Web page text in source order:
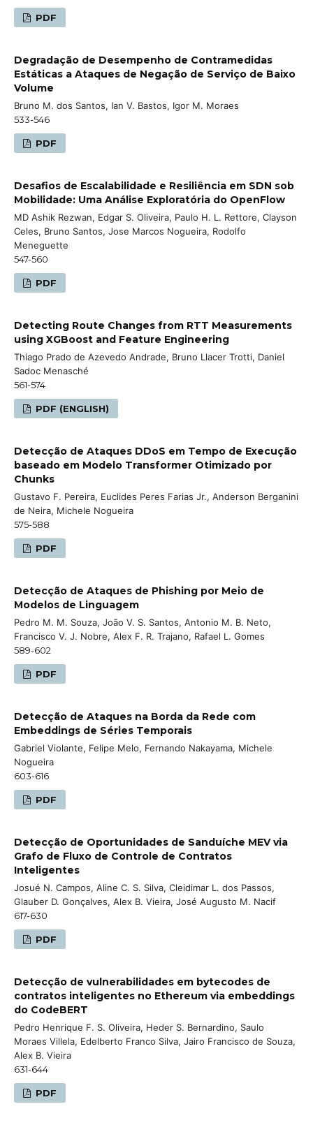
PDF
Degradação de Desempenho de Contramedidas
Estáticas a Ataques de Negação de Serviço de Baixo
Volume
Bruno M. dos Santos, Ian V. Bastos, Igor M. Moraes
533-546
PDF
Desafios de Escalabilidade e Resiliência em SDN sob
Mobilidade: Uma Análise Exploratória do OpenFlow
MD Ashik Rezwan, Edgar S. Oliveira, Paulo H. L. Rettore, Clayson
Celes, Bruno Santos, Jose Marcos Nogueira, Rodolfo
Meneguette
547-560
PDF
Detecting Route Changes from RTT Measurements
using XGBoost and Feature Engineering
Thiago Prado de Azevedo Andrade, Bruno Llacer Trotti, Daniel
Sadoc Menasché
561-574
PDF (ENGLISH)
Detecção de Ataques DDoS em Tempo de Execução
baseado em Modelo Transformer Otimizado por
Chunks
Gustavo F. Pereira, Euclides Peres Farias Jr., Anderson Berganini
de Neira, Michele Nogueira
575-588
PDF
Detecção de Ataques de Phishing por Meio de
Modelos de Linguagem
Pedro M. M. Souza, João V. S. Santos, Antonio M. B. Neto,
Francisco V. J. Nobre, Alex F. R. Trajano, Rafael L. Gomes
589-602
PDF
Detecção de Ataques na Borda da Rede com
Embeddings de Séries Temporais
Gabriel Violante, Felipe Melo, Fernando Nakayama, Michele
Nogueira
603-616
PDF
Detecção de Oportunidades de Sanduíche MEV via
Grafo de Fluxo de Controle de Contratos
Inteligentes
Josué N. Campos, Aline C. S. Silva, Cleidimar L. dos Passos,
Glauber D. Gonçalves, Alex B. Vieira, José Augusto M. Nacif
617-630
PDF
Detecção de vulnerabilidades em bytecodes de
contratos inteligentes no Ethereum via embeddings
do CodeBERT
Pedro Henrique F. S. Oliveira, Heder S. Bernardino, Saulo
Moraes Villela, Edelberto Franco Silva, Jairo Francisco de Souza,
Alex B. Vieira
631-644
PDF